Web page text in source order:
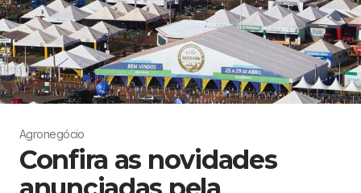
Agronegócio
Confira as novidades